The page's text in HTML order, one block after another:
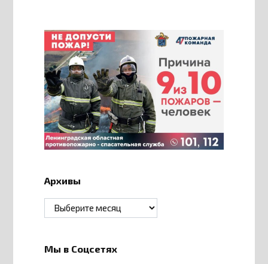
Архивы
Архивы
Мы в Соцсетях